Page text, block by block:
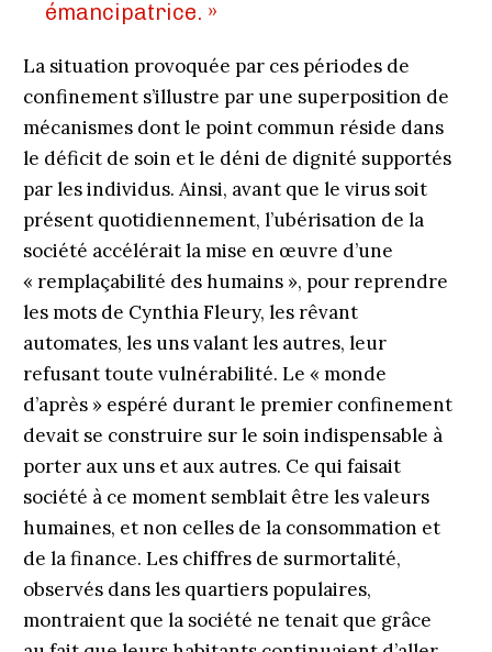
émancipatrice. »
La situation provoquée par ces périodes de
confinement s’illustre par une superposition de
mécanismes dont le point commun réside dans
le déficit de soin et le déni de dignité supportés
par les individus. Ainsi, avant que le virus soit
présent quotidiennement, l’ubérisation de la
société accélérait la mise en œuvre d’une
« remplaçabilité des humains », pour reprendre
les mots de Cynthia Fleury, les rêvant
automates, les uns valant les autres, leur
refusant toute vulnérabilité. Le « monde
d’après » espéré durant le premier confinement
devait se construire sur le soin indispensable à
porter aux uns et aux autres. Ce qui faisait
société à ce moment semblait être les valeurs
humaines, et non celles de la consommation et
de la finance. Les chiffres de surmortalité,
observés dans les quartiers populaires,
montraient que la société ne tenait que grâce